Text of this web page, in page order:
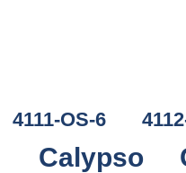
4111-OS-6
Calypso